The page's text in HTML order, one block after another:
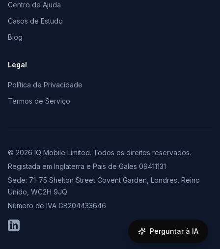
Centro de Ajuda
Casos de Estudo
Blog
Legal
Política de Privacidade
Termos de Serviço
© 2026 IQ Mobile Limited. Todos os direitos reservados.
Registada em Inglaterra e País de Gales 09411131
Sede: 71-75 Shelton Street Covent Garden, Londres, Reino
Unido, WC2H 9JQ
Número de IVA GB204433646
LinkedIn
Perguntar à IA